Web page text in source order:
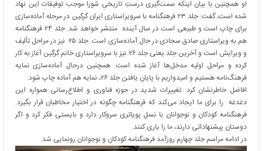
او همچنین با بیان اینکه سمت‌گیری درستِ تاریخیِ شورا موجب توفیقات این نهاد
شده است، گفت: جلد ۲۳ فرهنگنامه با سرویراستاری ایران گرگین در مرحله آماده‌سازی
برای چاپ است و طبیعی است در سال آینده منتشر خواهد شد. جلد ۲۴ فرهنگنامه
هم به ویراستاری صادق سجادی در حال آماده‌سازی است. جلد ۲۵ نیز در مراحل تألیف
و ویرایش است و آخرین جلد یعنی جلد ۲۶ نیز با سرویراستاری خانم گرگین آغاز به کار
کرده و مراحل اولیه مدخل‌ها آغاز شده است. همچنین درحال آماده‌سازی نمایه
فرهنگ‌نامه هستیم و امیدواریم با پایان یافتن جلد ۲۶، نمایه هم آماده چاپ شود.
افاضل خاطرنشان کرد: تغییرات شدید در حوزه فناوری و اطلاع‌رسانی همواره این
دغدغه را برای ما ایجاد می‌کند که فرهنگنامه چگونه در اختیار مخاطبان قرار بگیرد.
فرهنگنامه کودکان و نوجوانان با نسل پویاتری سروکار دارد و بایستی فکر کرد و اگر
دوستان پیشنهاداتی دارند، ما را یاری کنند.
در ادامه مراسم جلد چهارم روزآمد فرهنگنامه کودکان و نوجوانان رونمایی شد.